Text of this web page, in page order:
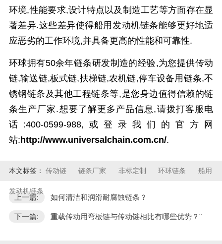
环境,性能要求,设计特点以及制造工艺等方面存在显
著差异.这些差异使得船用发动机链条能够更好地适
应恶劣的工作环境,并具备更高的性能和可靠性.
环球拥有50余年链条研发制造的经验,为您提供传动
链,输送链,板式链,扶梯链,农机链,停车设备用链条,不
锈钢链条及其他工程链条等,是您身边值得信赖的链
条生产厂家.想要了解更多产品信息,请拨打客服电
话:400-0599-988,或登录我们的官方网
站:http://www.universalchain.com.cn/.
本文标签： 传动链 链条厂家 非标定制 环球链条 船用
发动机链条
上一篇: 如何清洁和润滑耐腐蚀链条？
下一篇: 重载传动用弯板链与传动链相比有哪些优势？"